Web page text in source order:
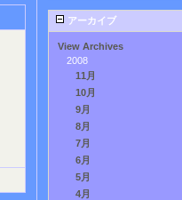
アーカイブ
View Archives
2008
11月
10月
9月
8月
7月
6月
5月
4月